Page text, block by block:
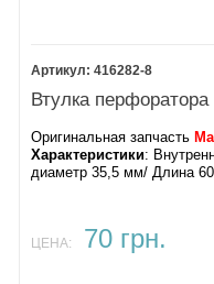
416282-8
Втулка
Оригинальная запчасть
Характеристики:
диаметр 35,5 мм/ Длина
ЦЕНА: 70 грн.